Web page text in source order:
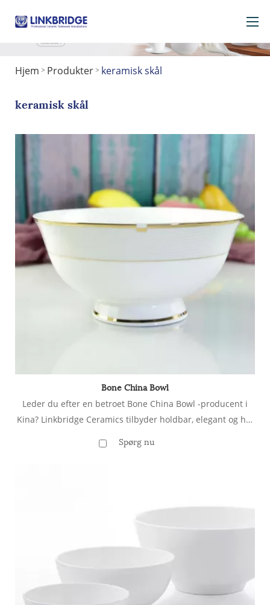
Hjem
Service
I keramik
Kontakt os
Få en gave
Hjem > Produkter > keramisk skål
keramisk skål
Bone China Bowl
Leder du efter en betroet Bone China Bowl -producent i
Kina? Linkbridge Ceramics tilbyder holdbar, elegant og høj
restauranter, hoteller og detailhandlere. Kontakt os for
Spørg nu